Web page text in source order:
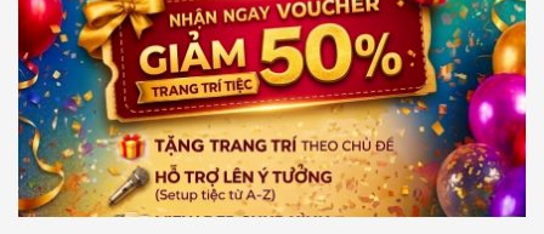
Chương trình Karaoke suốt tiệc (Trị giá 1.000.000đ). 4️⃣
𝐌𝐈Ễ𝐍 𝐏𝐇Í Thiết kế & trình chiếu Backdrop LED rực rỡ (Trị
giá 1.000.000đ). 🔥ĐẶ𝐂 𝐁𝐈Ệ𝐓: Giảm thêm 𝟏𝟎% 𝐠𝐢á thức uống
cho tiệc từ 80 khách.🔥 ⏰ Thời gian áp dụng: 𝟐𝟒/𝟎𝟒/𝟐𝟎𝟐𝟔 –
𝟎𝟑/𝟎𝟓/𝟐𝟎𝟐𝟔. 📍 Địa chỉ: 99 Nguyễn Thị Minh Khai, P. Nha
Trang, Khánh Hòa 📞 Hotline đặt tiệc: 02583 516 060